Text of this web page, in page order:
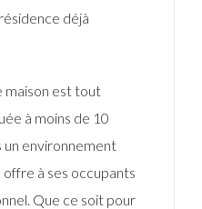
déjà
maison est tout
à moins de 10
un environnement
à ses occupants
Que ce soit pour